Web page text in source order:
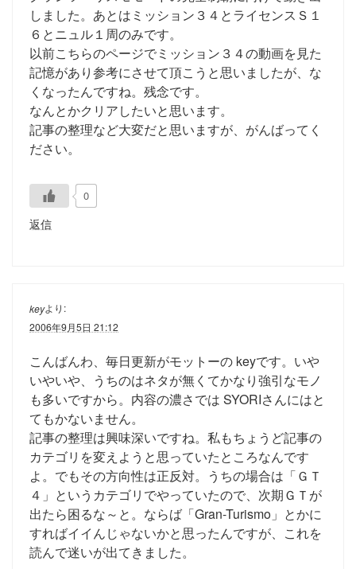
しました。あとはミッション３４とライセンスＳ１
６とニュル１周のみです。
以前こちらのページでミッション３４の動画を見た
記憶があり参考にさせて頂こうと思いましたが、な
くなったんですね。残念です。
なんとかクリアしたいと思います。
記事の整理など大変だと思いますが、がんばってく
ださい。
0
返信
keyより:
2006年9月5日 21:12
こんばんわ、毎日更新がモットーの keyです。いや
いやいや、うちのはネタが無くてかなり強引なモノ
も多いですから。内容の濃さでは SYORIさんにはと
てもかないません。
記事の整理は興味深いですね。私もちょうど記事の
カテゴリを変えようと思っていたところなんです
よ。でもその方向性は正反対。うちの場合は「ＧＴ
４」というカテゴリでやっていたので、次期ＧＴが
出たら困るな～と。ならば「Gran-Turismo」とかに
すればイイんじゃないかと思ったんですが、これを
読んで迷いが出てきました。